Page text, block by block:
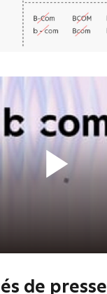
de presse